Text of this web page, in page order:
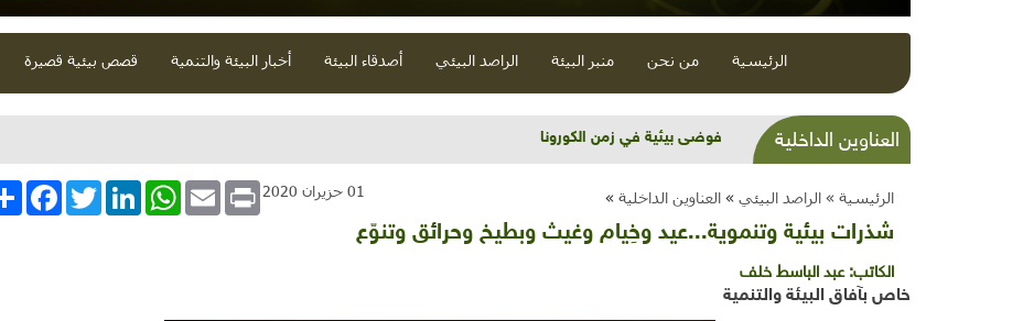
الرئيسية من نحن منبر البيئة الراصد البيئي أصدقاء البيئة أخبار البيئة والتنمية قصص بيئية قصيرة
العناوين الداخلية شذرات بيئية وتنموية...عيد وخِيام وغيث وبطيخ وحرائق وتنوّع
الرئيسية » الراصد البيئي » العناوين الداخلية » انشر
FacebookTwitterLinkedInWhatsApp Email Print 01 حزيران 2020
شذرات بيئية وتنموية...عيد وخِيام وغيث وبطيخ وحرائق وتنوّع
الكاتب:عبد الباسط خلف
خاص بآفاق البيئة والتنمية